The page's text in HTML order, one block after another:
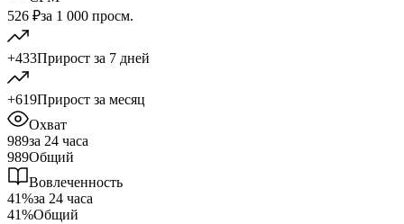
526 ₽за 1 000 просм.
+433Прирост за 7 дней
+619Прирост за месяц
Охват
989за 24 часа
989Общий
Вовлеченность
41%за 24 часа
41%Общий